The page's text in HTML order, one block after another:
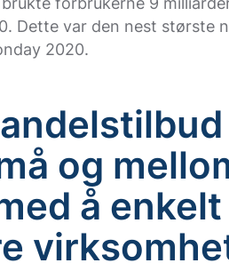
Dette var den nest største
2020.
og
å enkelt